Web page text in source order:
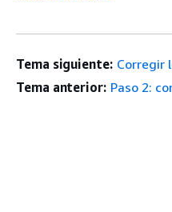
Tema siguiente: Corregir
Tema anterior: Paso 2: